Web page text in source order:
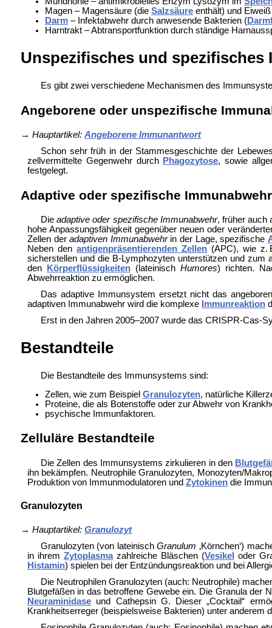
Magen – Magensäure (die Salzsäureenthält) und
Darm– Infektabwehr durch anwesende Bakterien (
Harntrakt – Abtransportfunktion durch ständige
Unspezifisches und spezifisches
Es gibt zwei verschiedene Mechanismen des
Angeborene oder unspezifische
→ Hauptartikel: Angeborene Immunantwort
Schon sehr früh in der Stammesgeschichte der
zellvermittelte Gegenwehr durch Phagozytose, sowie
festgelegt.
Adaptive oder spezifische Immunabwehr
Dieadaptive oder spezifische Immunabwehr, früher auch
hohe Anpassungsfähigkeit gegenüber neuen oder
Zellen deradaptiven Immunabwehrin der Lage, spezifische
Neben denantigenpräsentierenden Zellen (APC), wie z.
sicherstellen und die B-Lymphozyten unterstützen und zum
den
Körperflüssigkeiten(lateinisch Humores) richten.
Abwehrreaktion zu ermöglichen.
Das adaptive Immunsystem ersetzt nicht das
adaptiven Immunabwehr wird die komplexe Immunreaktion
Erst in den Jahren 2005–2007 wurde das CRISPR-Cas-
Bestandteile
Die Bestandteile des Immunsystems sind:
Zellen, wie zum Beispiel Granulozyten, natürliche
Proteine, die als Botenstoffe oder zur Abwehr von
psychische Immunfaktoren.
Zelluläre Bestandteile
Die Zellen des Immunsystems zirkulieren in den
ihn bekämpfen. Neutrophile Granulozyten, Monozyten/
Produktion von Immunmodulatoren und Zytokinendie
Granulozyten
→ Hauptartikel: Granulozyt
Granulozyten (von lateinischGranulum ‚Körnchen‘)
in ihrem Zytoplasmazahlreiche Bläschen (Vesikel
oder
Histamin) spielen bei der Entzündungsreaktion und bei
Die Neutrophilen Granulozyten (auch: Neutrophile)
Blutgefäßen in das betroffene Gewebe ein. Die Granula der
Neuraminidaseund Cathepsin G. Dieser „Cocktail“
Krankheitserreger (beispielsweise Bakterien) unter anderem